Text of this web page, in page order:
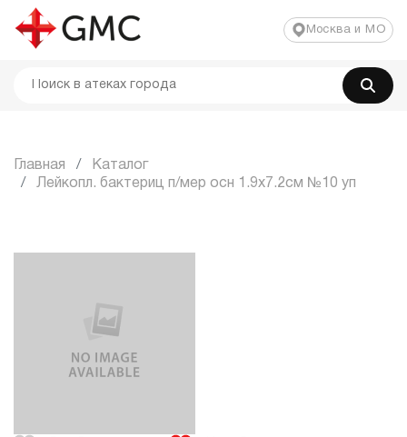
Москва и МО
Главная
Каталог
Лейкопл. бактериц п/мер осн 1.9x7.2см №10 уп